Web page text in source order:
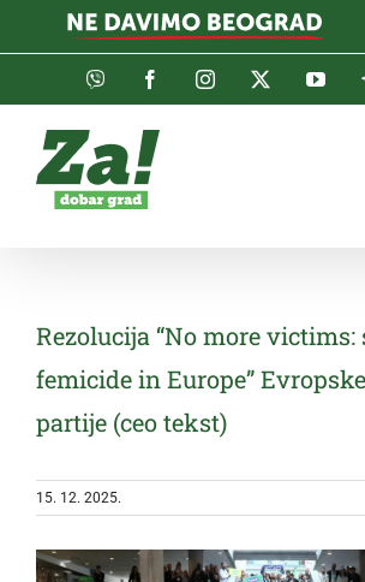
Viber FacebookInstagramTwitter
Rezolucija “No more victims:
femicide in Europe”
partije (ceo tekst)
15. 12. 2025.